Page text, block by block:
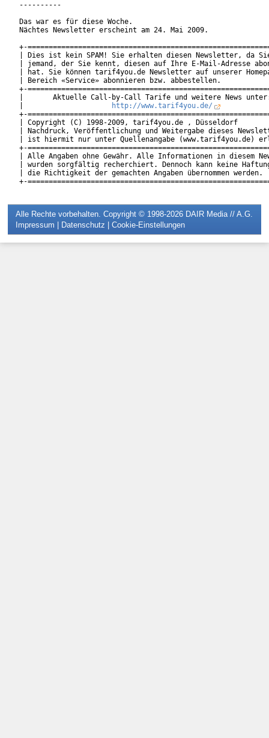
----------
Das war es für diese Woche.
Nächtes Newsletter erscheint am 24. Mai 2009.
+-
| Dies ist kein SPAM! Sie erhalten diesen Newsletter, da
| jemand, der Sie kennt, diesen auf Ihre E-Mail-Adresse
| hat. Sie können tarif4you.de Newsletter auf unserer
| Bereich «Service» abonnieren bzw. abbestellen.
+-
|       Aktuelle Call-by-Call Tarife und weitere News
http://www.tarif4you.de/
+-
| Copyright (C) 1998-2009, tarif4you.de , Düsseldorf
| Nachdruck, Veröffentlichung und Weitergabe dieses
| ist hiermit nur unter Quellenangabe (www.tarif4you.de)
+-
| Alle Angaben ohne Gewähr. Alle Informationen in diesem
| wurden sorgfältig recherchiert. Dennoch kann keine
| die Richtigkeit der gemachten Angaben übernommen
Alle Rechte vorbehalten. Copyright © 1998-2026 DAIR Media // A.G.
Impressum | Datenschutz | Cookie-Einstellungen